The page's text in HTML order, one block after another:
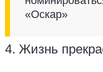
«Оскар»
4. Жизнь